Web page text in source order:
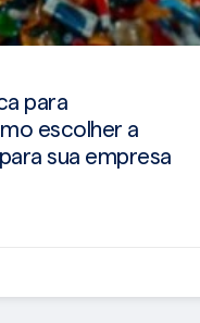
para
escolher a
sua empresa